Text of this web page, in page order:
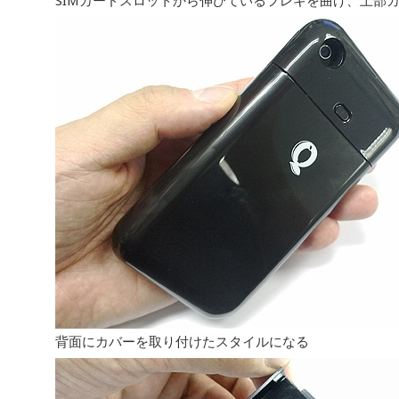
背面にカバーを取り付けたスタイルになる